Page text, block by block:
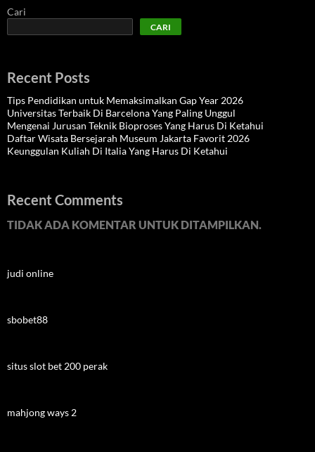
Cari
CARI
Recent Posts
Tips Pendidikan untuk Memaksimalkan Gap Year 2026
Universitas Terbaik Di Barcelona Yang Paling Unggul
Mengenai Jurusan Teknik Bioproses Yang Harus Di Ketahui
Daftar Wisata Bersejarah Museum Jakarta Favorit 2026
Keunggulan Kuliah Di Italia Yang Harus Di Ketahui
Recent Comments
TIDAK ADA KOMENTAR UNTUK DITAMPILKAN.
judi online
sbobet88
situs slot bet 200 perak
mahjong ways 2